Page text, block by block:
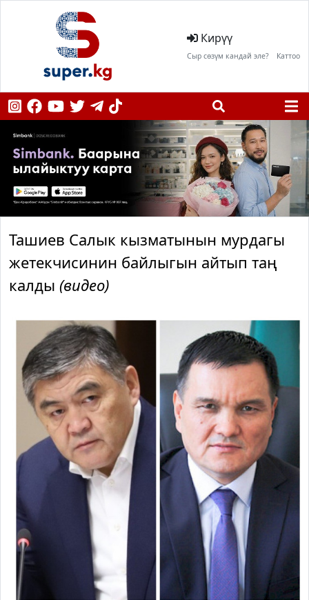
Кирүү
Сыр сөзүм кандай эле? Каттоо
Ташиев Салык кызматынын мурдагы
жетекчисинин байлыгын айтып таң
калды (видео)